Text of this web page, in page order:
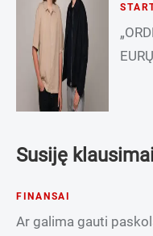
Susiję
FINANSAI
Ar galima gauti